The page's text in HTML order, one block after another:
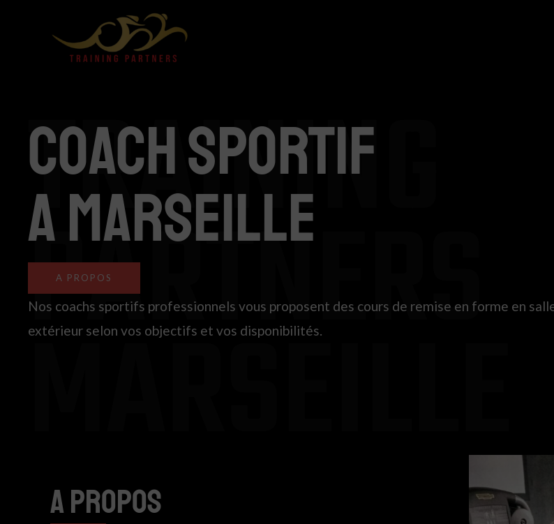
COACH SPORTIF
A MARSEILLE
A PROPOS
TRAINING
PARTNERS
MARSEILLE
Nos coachs sportifs professionnels vous proposent des cours de remise en forme en
extérieur selon vos objectifs et vos disponibilités.
A propos